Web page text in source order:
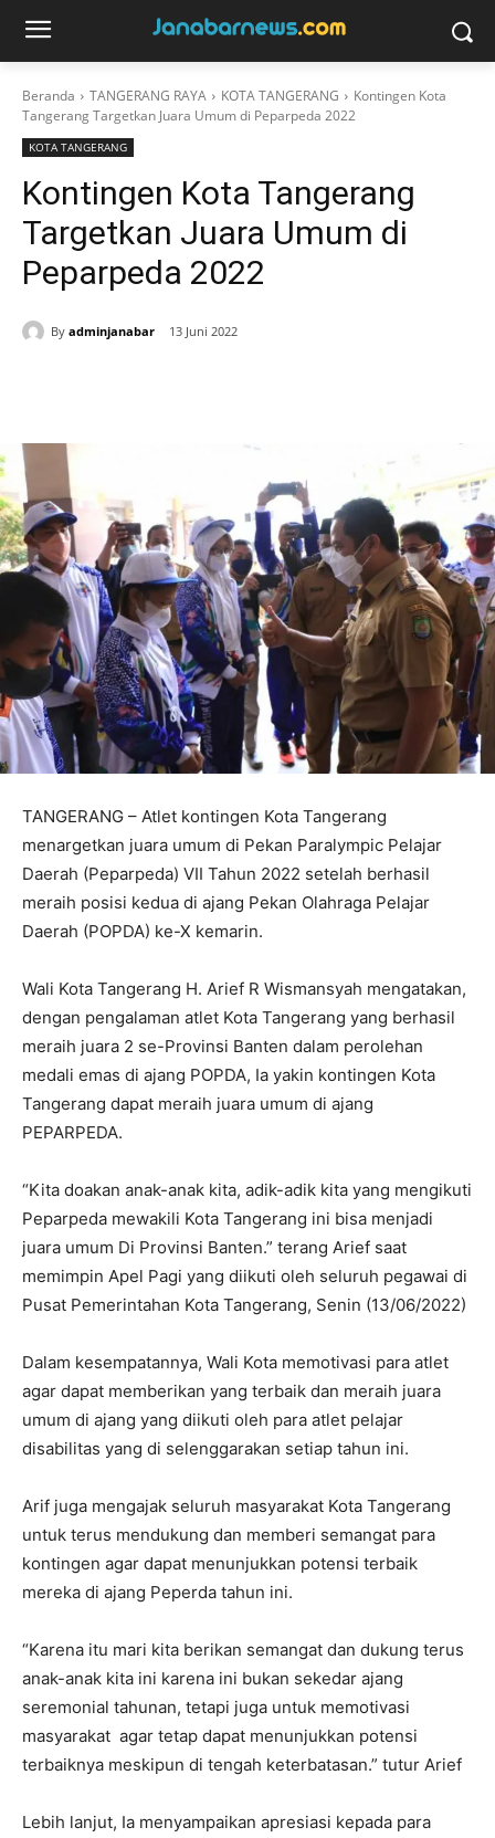
Beranda TANGERANG RAYA KOTA TANGERANG
Kontingen Kota
Tangerang Targetkan Juara Umum di Peparpeda 2022
KOTA TANGERANG
Kontingen Kota Tangerang
Targetkan Juara Umum di
Peparpeda 2022
By adminjanabar 13 Juni 2022
TANGERANG – Atlet kontingen Kota Tangerang
menargetkan juara umum di Pekan Paralympic Pelajar
Daerah (Peparpeda) VII Tahun 2022 setelah berhasil
meraih posisi kedua di ajang Pekan Olahraga Pelajar
Daerah (POPDA) ke-X kemarin.
Wali Kota Tangerang H. Arief R Wismansyah mengatakan,
dengan pengalaman atlet Kota Tangerang yang berhasil
meraih juara 2 se-Provinsi Banten dalam perolehan
medali emas di ajang POPDA, Ia yakin kontingen Kota
Tangerang dapat meraih juara umum di ajang
PEPARPEDA.
“Kita doakan anak-anak kita, adik-adik kita yang mengikuti
Peparpeda mewakili Kota Tangerang ini bisa menjadi
juara umum Di Provinsi Banten.” terang Arief saat
memimpin Apel Pagi yang diikuti oleh seluruh pegawai di
Pusat Pemerintahan Kota Tangerang, Senin (13/06/2022)
Dalam kesempatannya, Wali Kota memotivasi para atlet
agar dapat memberikan yang terbaik dan meraih juara
umum di ajang yang diikuti oleh para atlet pelajar
disabilitas yang di selenggarakan setiap tahun ini.
Arif juga mengajak seluruh masyarakat Kota Tangerang
untuk terus mendukung dan memberi semangat para
kontingen agar dapat menunjukkan potensi terbaik
mereka di ajang Peperda tahun ini.
“Karena itu mari kita berikan semangat dan dukung terus
anak-anak kita ini karena ini bukan sekedar ajang
seremonial tahunan, tetapi juga untuk memotivasi
masyarakat agar tetap dapat menunjukkan potensi
terbaiknya meskipun di tengah keterbatasan.” tutur Arief
Lebih lanjut, Ia menyampaikan apresiasi kepada para